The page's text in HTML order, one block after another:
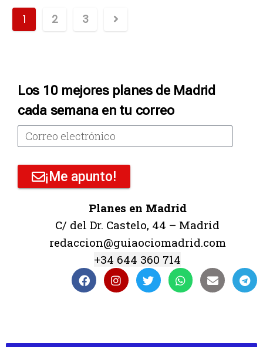
1 2 3
Los 10 mejores planes de Madrid
cada semana en tu correo
¡Me apunto!
Planes en Madrid
C/ del Dr. Castelo, 44 – Madrid
redaccion@guiaociomadrid.com
+34 644 360 714